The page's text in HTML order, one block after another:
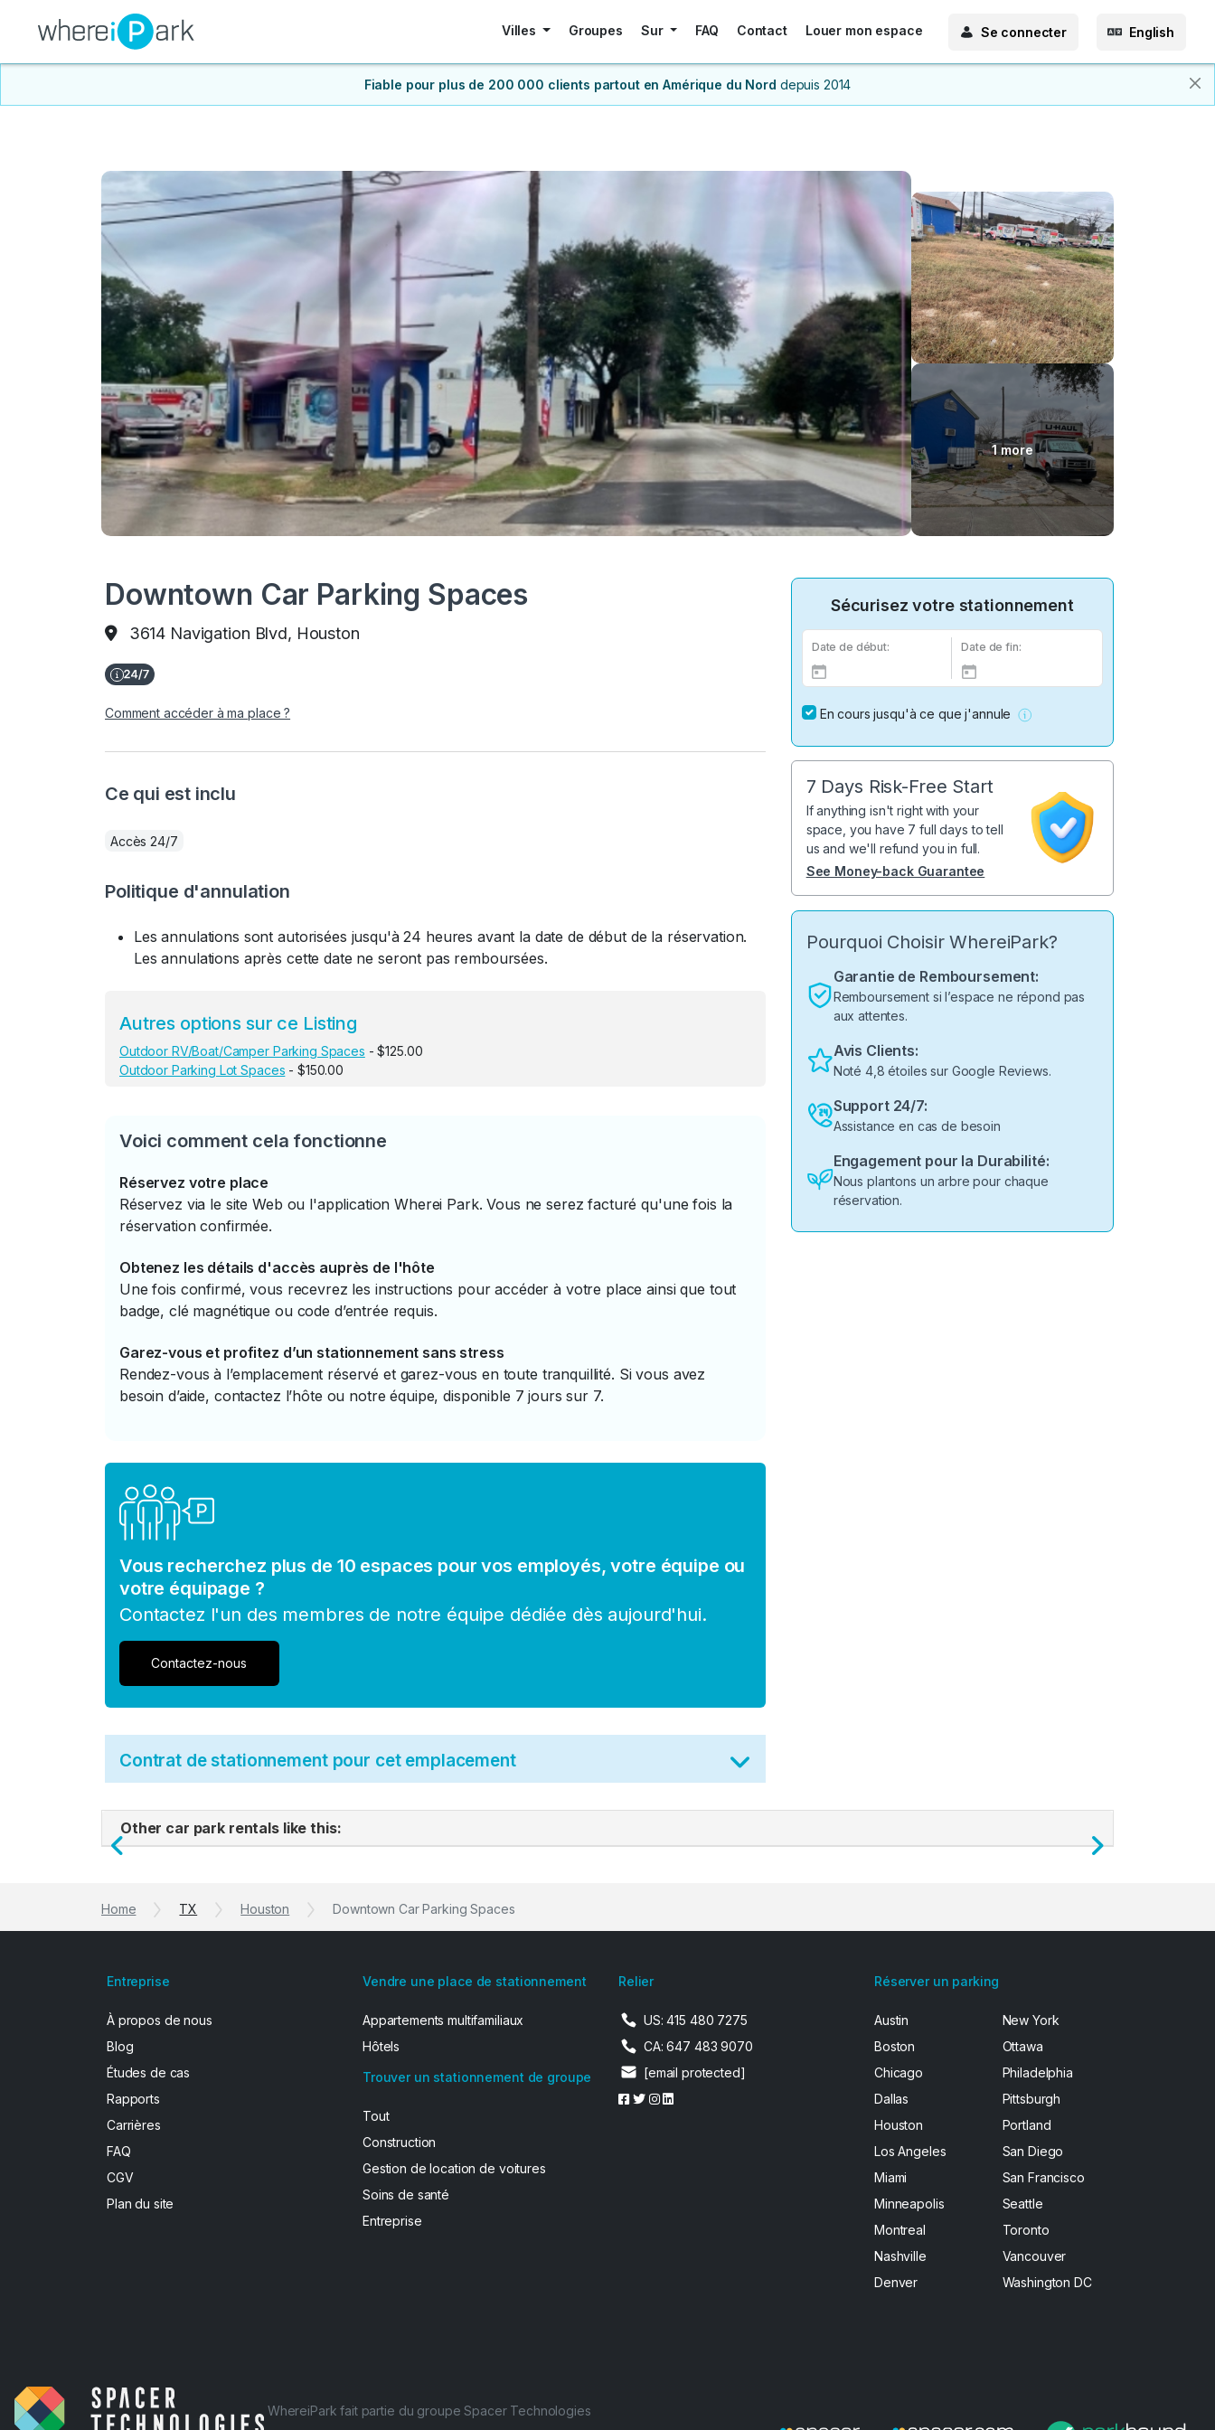
Villes Groupes Sur FAQ Contact Louer mon espace Se connecter English
Fiable pour plus de 200 000 clients partout en Amérique du Nord depuis 2014
1 more
Downtown Car Parking Spaces
3614 Navigation Blvd, Houston
Comment accéder à ma place ?
Ce qui est inclu
Accès 24/7
Politique d'annulation
Les annulations sont autorisées jusqu'à 24 heures avant la date de début de la réservation.
Les annulations après cette date ne seront pas remboursées.
Autres options sur ce Listing
Outdoor RV/Boat/Camper Parking Spaces - $125.00
Outdoor Parking Lot Spaces - $150.00
Voici comment cela fonctionne
Réservez votre place
Réservez via le site Web ou l'application Wherei Park. Vous ne serez facturé qu'une fois la
réservation confirmée.
Obtenez les détails d'accès auprès de l'hôte
Une fois confirmé, vous recevrez les instructions pour accéder à votre place ainsi que tout
badge, clé magnétique ou code d’entrée requis.
Garez-vous et profitez d’un stationnement sans stress
Rendez-vous à l’emplacement réservé et garez-vous en toute tranquillité. Si vous avez
besoin d’aide, contactez l’hôte ou notre équipe, disponible 7 jours sur 7.
Vous recherchez plus de 10 espaces pour vos employés, votre équipe ou
votre équipage ?
Contactez l'un des membres de notre équipe dédiée dès aujourd'hui.
Contactez-nous
Contrat de stationnement pour cet emplacement
Sécurisez votre stationnement
Date de début: Date de fin:
En cours jusqu'à ce que j'annule
7 Days Risk-Free Start
If anything isn't right with your
space, you have 7 full days to tell
us and we'll refund you in full.
See Money-back Guarantee
Pourquoi Choisir WhereiPark?
Garantie de Remboursement:
Remboursement si l’espace ne répond pas
aux attentes.
Avis Clients:
Noté 4,8 étoiles sur Google Reviews.
Support 24/7:
Assistance en cas de besoin
Engagement pour la Durabilité:
Nous plantons un arbre pour chaque
réservation.
Other car park rentals like this:
Previous Next
Home TX Houston Downtown Car Parking Spaces
Entreprise
À propos de nous
Blog
Études de cas
Rapports
Carrières
FAQ
CGV
Plan du site
Vendre une place de stationnement
Appartements multifamiliaux
Hôtels
Trouver un stationnement de groupe
Tout
Construction
Gestion de location de voitures
Soins de santé
Entreprise
Relier
US: 415 480 7275
CA: 647 483 9070
[email protected]
Réserver un parking
Austin
Boston
Chicago
Dallas
Houston
Los Angeles
Miami
Minneapolis
Montreal
Nashville
Denver
New York
Ottawa
Philadelphia
Pittsburgh
Portland
San Diego
San Francisco
Seattle
Toronto
Vancouver
Washington DC
WhereiPark fait partie du groupe Spacer Technologies